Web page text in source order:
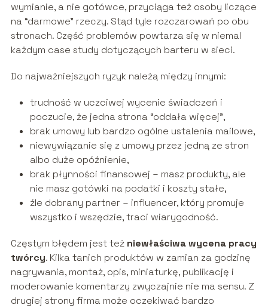
wymianie, a nie gotówce, przyciąga też osoby liczące
na “darmowe” rzeczy. Stąd tyle rozczarowań po obu
stronach. Część problemów powtarza się w niemal
każdym case study dotyczących barteru w sieci.
Do najważniejszych ryzyk należą między innymi:
trudność w uczciwej wycenie świadczeń i
poczucie, że jedna strona “oddała więcej”,
brak umowy lub bardzo ogólne ustalenia mailowe,
niewywiązanie się z umowy przez jedną ze stron
albo duże opóźnienie,
brak płynności finansowej – masz produkty, ale
nie masz gotówki na podatki i koszty stałe,
źle dobrany partner – influencer, który promuje
wszystko i wszędzie, traci wiarygodność.
Częstym błędem jest też niewłaściwa wycena pracy
twórcy. Kilka tanich produktów w zamian za godzinę
nagrywania, montaż, opis, miniaturkę, publikację i
moderowanie komentarzy zwyczajnie nie ma sensu. Z
drugiej strony firma może oczekiwać bardzo